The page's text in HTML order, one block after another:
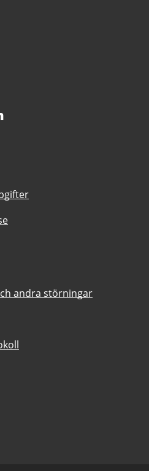
andra störningar